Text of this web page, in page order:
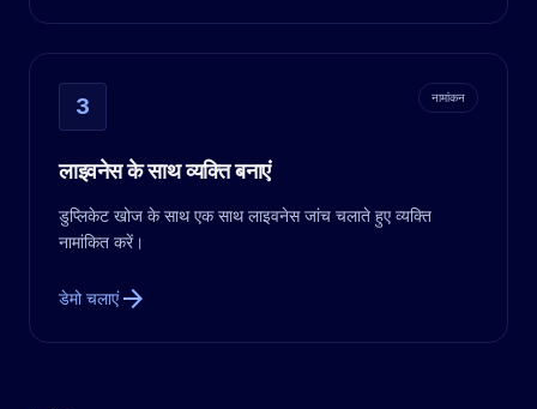
3 नामांकन
लाइवनेस के साथ व्यक्ति बनाएं
डुप्लिकेट खोज के साथ एक साथ लाइवनेस जांच चलाते हुए व्यक्ति
नामांकित करें।
डेमो चलाएंarrow_forward